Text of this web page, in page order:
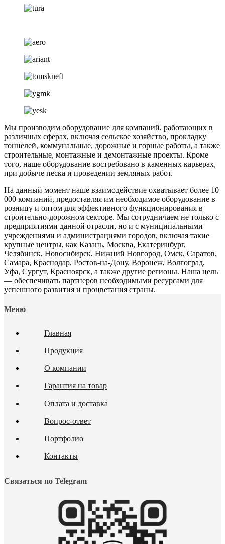
Мы производим оборудование для компаний, работающих в
различных сферах, включая сельское хозяйство, прокладку
тоннелей, коммунальные, дорожные и горные работы, а также
строительные, монтажные и демонтажные проекты. Кроме
того, наше оборудование востребовано в каменных карьерах,
при добыче песка и проведении земляных работ.
На данный момент наше взаимодействие охватывает более 10
000 компаний, предоставляя им необходимое оборудование в
розницу и оптом для эффективного функционирования в
строительно-дорожном секторе. Мы сотрудничаем не только с
предприятиями данной отрасли, но и с муниципальными
учреждениями и администрациями городов, включая такие
крупные центры, как Казань, Москва, Екатеринбург,
Челябинск, Новосибирск, Нижний Новгород, Омск, Саратов,
Самара, Краснодар, Ростов-на-Дону, Воронеж, Волгоград,
Уфа, Сургут, Красноярск, а также другие регионы. Наша цель
— обеспечивать партнеров необходимыми ресурсами для
успешного развития и процветания страны.
Меню
Главная
Продукция
О компании
Гарантия на товар
Оплата и доставка
Вопрос-ответ
Портфолио
Контакты
Связаться по Telegram